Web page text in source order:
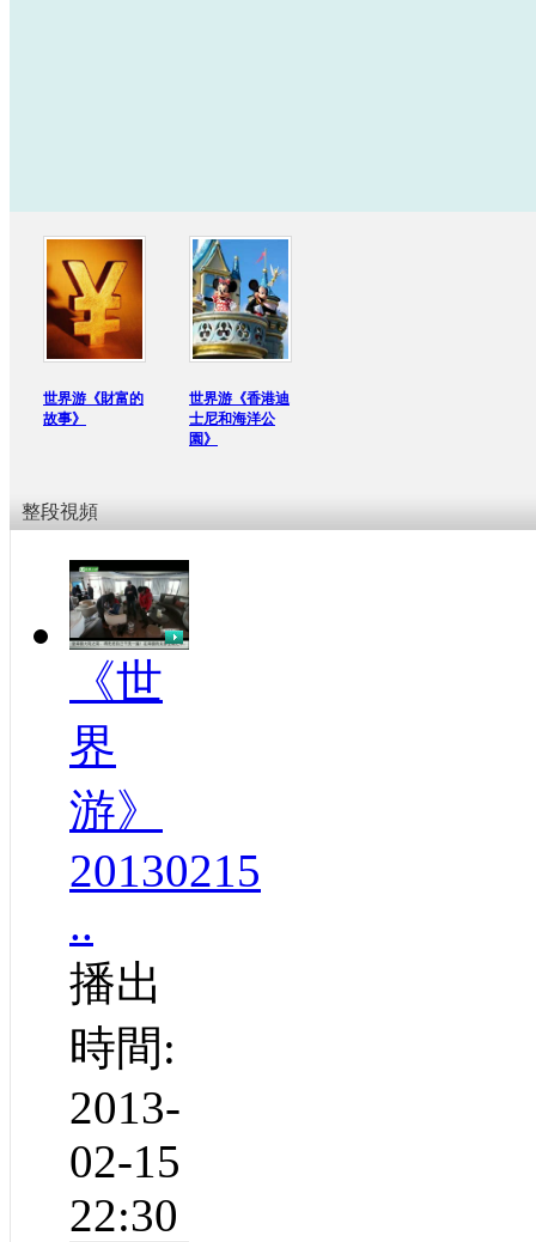
世界游《財富的
故事》
世界游《香港迪
士尼和海洋公
園》
整段視頻
《世
界
游》
20130215
..
播出
時間:
2013-
02-15
22:30